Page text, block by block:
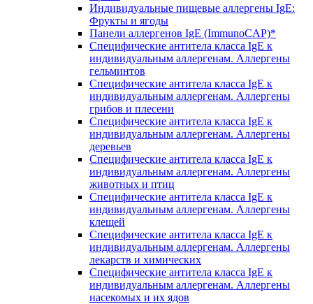
Индивидуальные пищевые аллергены IgE:
Фрукты и ягоды
Панели аллергенов IgE (ImmunoCAP)*
Специфические антитела класса IgE к
индивидуальным аллергенам. Аллергены
гельминтов
Специфические антитела класса IgE к
индивидуальным аллергенам. Аллергены
грибов и плесени
Специфические антитела класса IgE к
индивидуальным аллергенам. Аллергены
деревьев
Специфические антитела класса IgE к
индивидуальным аллергенам. Аллергены
животных и птиц
Специфические антитела класса IgE к
индивидуальным аллергенам. Аллергены
клещей
Специфические антитела класса IgE к
индивидуальным аллергенам. Аллергены
лекарств и химических
Специфические антитела класса IgE к
индивидуальным аллергенам. Аллергены
насекомых и их ядов